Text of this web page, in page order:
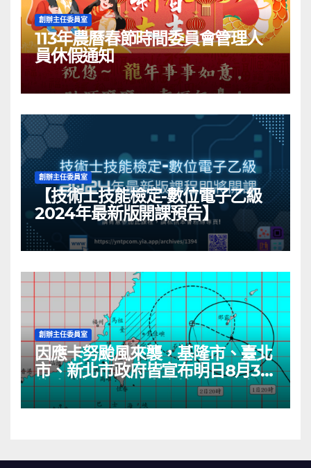
創辦主任委員室
113年農曆春節時間委員會管理人
員休假通知
創辦主任委員室
【技術士技能檢定-數位電子乙級
2024年最新版開課預告】
創辦主任委員室
因應卡努颱風來襲，基隆市、臺北
市、新北市政府皆宣布明日8月3日
停班停課一日。本會管理人員客服
服務明日（8月3日）皆停止一天，